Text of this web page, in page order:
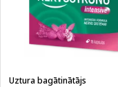
Uztura bagātinātājs